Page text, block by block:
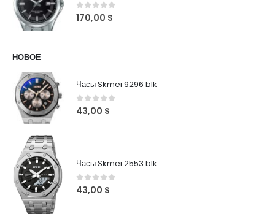
0out of 5
170,00 $
НОВОЕ
Часы Skmei 9296 blk
0 out of 5
43,00 $
Часы Skmei 2553 blk
0 out of 5
43,00 $